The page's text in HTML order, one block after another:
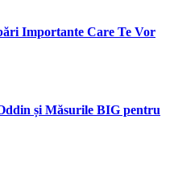
Importante Care Te Vor
și Măsurile BIG pentru